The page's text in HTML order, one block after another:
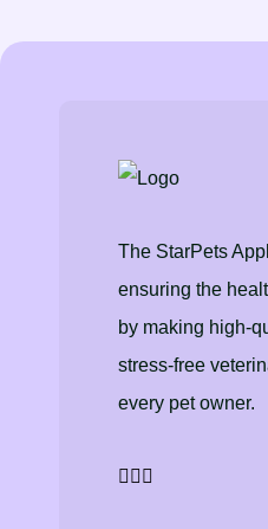
The StarPets
ensuring the
by making high-
stress-free
every pet owner.